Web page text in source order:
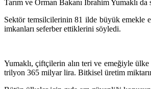
Tarım ve Orman Bakanı İbrahim Yumaklı
Sektör temsilcilerinin 81 ilde büyük emekle
imkanları seferber ettiklerini söyledi.
Yumaklı, çiftçilerin alın teri ve emeğiyle ülke
trilyon 365 milyar lira. Bitkisel üretim